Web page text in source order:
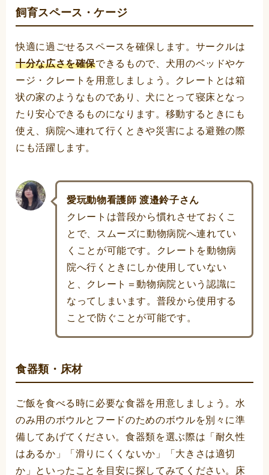
飼育スペース・ケージ
快適に過ごせるスペースを確保します。サークルは
十分な広さを確保できるもので、犬用のベッドやケ
ージ・クレートを用意しましょう。クレートとは箱
状の家のようなものであり、犬にとって寝床となっ
たり安心できるものになります。移動するときにも
使え、病院へ連れて行くときや災害による避難の際
にも活躍します。
愛玩動物看護師 渡邉鈴子さん
クレートは普段から慣れさせておくこ
とで、スムーズに動物病院へ連れてい
くことが可能です。クレートを動物病
院へ行くときにしか使用していない
と、クレート＝動物病院という認識に
なってしまいます。普段から使用する
ことで防ぐことが可能です。
食器類・床材
ご飯を食べる時に必要な食器を用意しましょう。水
のみ用のボウルとフードのためのボウルを別々に準
備してあげてください。食器類を選ぶ際は「耐久性
はあるか」「滑りにくくないか」「大きさは適切
か」といったことを目安に探してみてください。床